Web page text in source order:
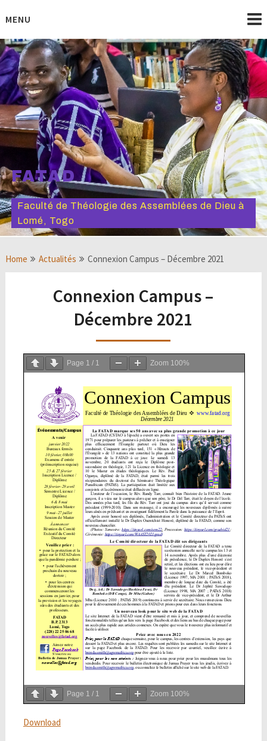
toMENU
FATAD
Faculté de Théologie des Assemblées de Dieu à
Lomé, Togo
Home Actualités Connexion Campus – Décembre 2021
Connexion Campus –
Décembre 2021
Page 1 / 1 Zoom 100%
Page 1 / 1 Zoom 100%
Download